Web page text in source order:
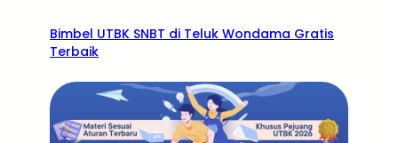
Bimbel UTBK SNBT di Teluk Wondama Gratis
Terbaik